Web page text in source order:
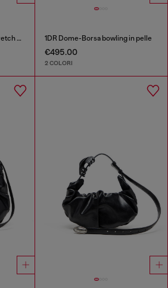
D-Amber-Stivaletti in PU stretch glossy 1DR Dome-Borsa bowling in pelle
€495.00
2 COLORI